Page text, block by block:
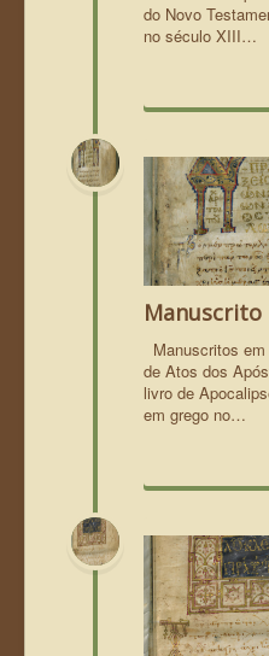
do Novo
no século XIII…
Manuscrito
Manuscritos
de Atos dos
livro de
em grego no…